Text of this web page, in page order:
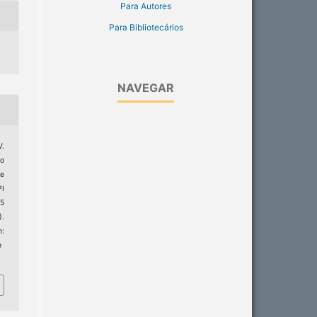
Para Autores
Para Bibliotecários
NAVEGAR